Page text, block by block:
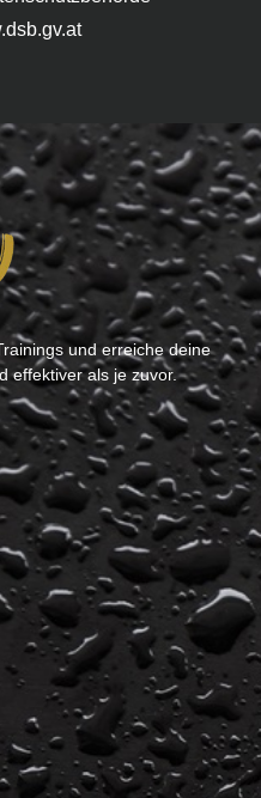
und erreiche deine
effektiver als je zuvor.